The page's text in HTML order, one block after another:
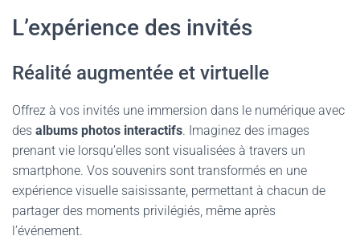
L’expérience des invités
Réalité augmentée et virtuelle
Offrez à vos invités une immersion dans le numérique avec
des albums photos interactifs. Imaginez des images
prenant vie lorsqu’elles sont visualisées à travers un
smartphone. Vos souvenirs sont transformés en une
expérience visuelle saisissante, permettant à chacun de
partager des moments privilégiés, même après
l’événement.